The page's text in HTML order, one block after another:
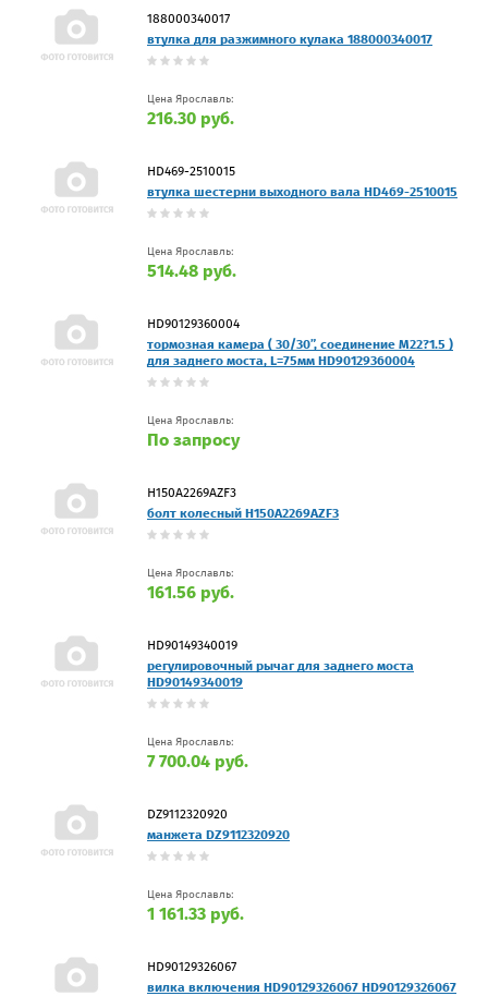
188000340017
втулка для разжимного кулака 188000340017
Цена Ярославль:
216.30 руб.
HD469-2510015
втулка шестерни выходного вала HD469-2510015
Цена Ярославль:
514.48 руб.
HD90129360004
тормозная камера ( 30/30”, соединение M22?1.5 )
для заднего моста, L=75мм HD90129360004
Цена Ярославль:
По запросу
H150A2269AZF3
болт колесный H150A2269AZF3
Цена Ярославль:
161.56 руб.
HD90149340019
регулировочный рычаг для заднего моста
HD90149340019
Цена Ярославль:
7 700.04 руб.
DZ9112320920
манжета DZ9112320920
Цена Ярославль:
1 161.33 руб.
HD90129326067
вилка включения HD90129326067 HD90129326067